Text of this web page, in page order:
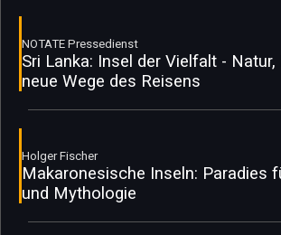
NOTATE Pressedienst
Sri Lanka: Insel der Vielfalt - Natur,
neue Wege des Reisens
Holger Fischer
Makaronesische Inseln: Paradies
und Mythologie